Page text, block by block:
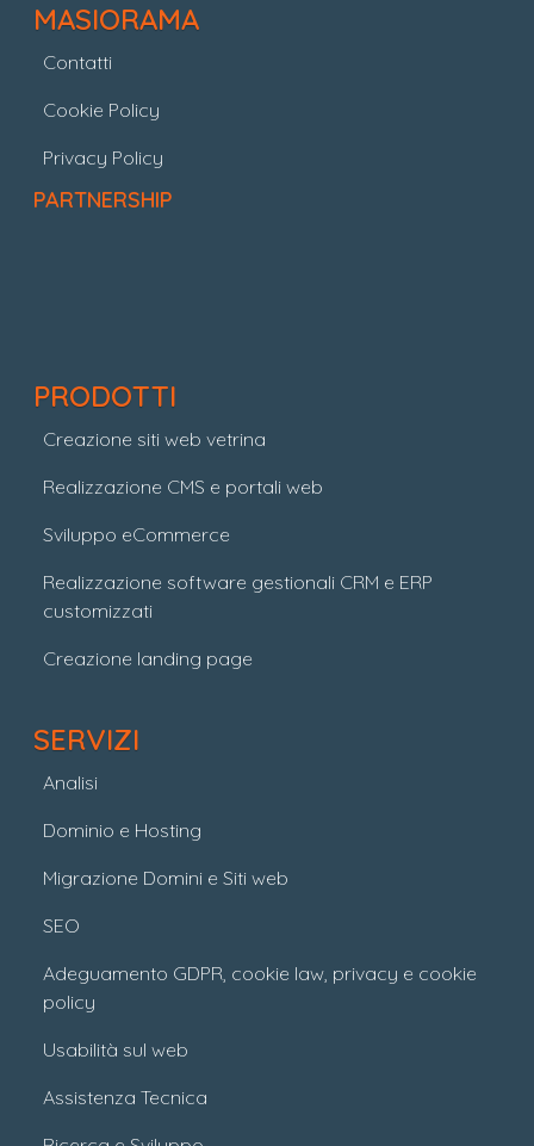
MASIORAMA
Contatti
Cookie Policy
Privacy Policy
PARTNERSHIP
PRODOTTI
Creazione siti web vetrina
Realizzazione CMS e portali web
Sviluppo eCommerce
Realizzazione software gestionali CRM e ERP
customizzati
Creazione landing page
SERVIZI
Analisi
Dominio e Hosting
Migrazione Domini e Siti web
SEO
Adeguamento GDPR, cookie law, privacy e cookie
policy
Usabilità sul web
Assistenza Tecnica